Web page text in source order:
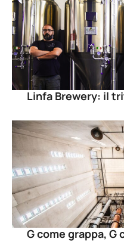
Linfa Brewery: il
G come grappa, G